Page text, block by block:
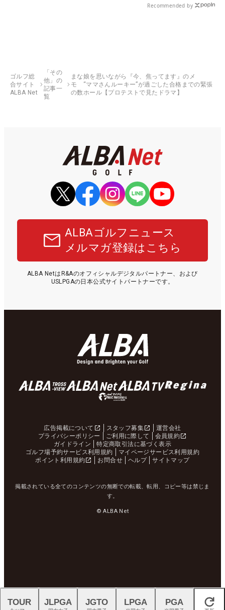
Recommended by
ゴルフ総
合サイト
ALBA Net
「その
他」の
記事一
覧
まな娘を思いながら『今、焦ってます』のメ
モ “ママさんルーキー”が過ごした合格までの緊張
の数ホール【プロテストで見たドラマ】
ALBAゴルフニュース
メルマガ登録はこちら
ALBA NetはR&Aのオフィシャルデジタルパートナー、および
USLPGAの日本公式サイトパートナーです。
広告掲載について スタッフ募集
運営会社
プライバシーポリシー
ご利用に際して
会員規約
ガイドライン
特定商取引法に基づく表示
ゴルフ場予約サービス利用規約
マイページサービス利用規約
ポイント利用規約
お問合せ ヘルプ サイトマップ
掲載されている全てのコンテンツの無断での転載、転用、コピー等は禁じま
す。
© ALBA Net
閉じる
TOUR JLPGA JGTO LPGA PGA